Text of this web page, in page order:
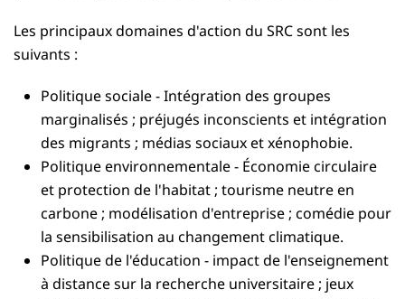
Les principaux domaines d'action du SRC sont les
suivants :
Politique sociale - Intégration des groupes
marginalisés ; préjugés inconscients et intégration
des migrants ; médias sociaux et xénophobie.
Politique environnementale - Économie circulaire
et protection de l'habitat ; tourisme neutre en
carbone ; modélisation d'entreprise ; comédie pour
la sensibilisation au changement climatique.
Politique de l'éducation - impact de l'enseignement
à distance sur la recherche universitaire ; jeux